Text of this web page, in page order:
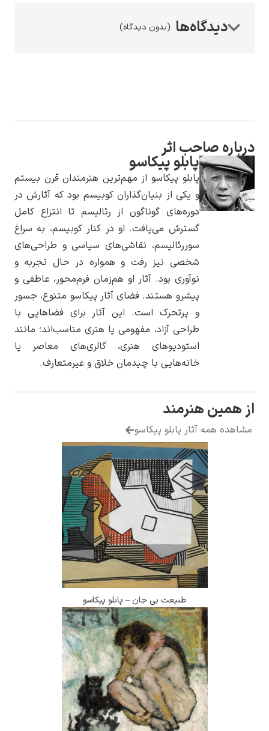
پل سزان
یوهانس فرمیر
پرفروش‌ترین
تابلوها
(بدون دیدگاه)
صاحب اثر
پابلو پیکاسو
پابلو پیکاسو از مهم‌ترین هنرمندان قرن بیستم
و یکی از بنیان‌گذاران کوبیسم بود که آثارش در
دوره‌های گوناگون از رئالیسم تا انتزاع کامل
گسترش می‌یافت. او در کنار کوبیسم، به سراغ
سوررئالیسم، نقاشی‌های سیاسی و طراحی‌های
شخصی نیز رفت و همواره در حال تجربه و
نوآوری بود. آثار او هم‌زمان فرم‌محور، عاطفی و
پیشرو هستند. فضای آثار پیکاسو متنوع، جسور
و پرتحرک است. این آثار برای فضاهایی با
طراحی آزاد، مفهومی یا هنری مناسب‌اند؛ مانند
استودیوهای هنری، گالری‌های معاصر یا
خانه‌هایی با چیدمان خلاق و غیرمتعارف.
هنرمند
همه آثار پابلو پیکاسو
طبیعت بی جان – پابلو پیکاسو